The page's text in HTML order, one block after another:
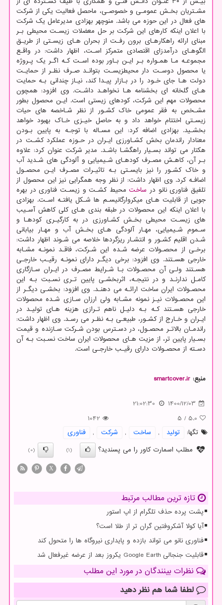
مشـتریان بخـش عمومـی و خصوصـی، ماحصل فعالیت یکی از شرکت
های فعال در این حوزه می باشد. منوچهر بهزادی مدیرعامل یک شرکت
با اعلان اینکه کارهای این شرکت بر حل معضلات زیسـت محیطی بـر
مبنای ارائه راهکارهـای برون رفـت از بحران هـای زیسـتی از طریـق
الگوهـای درآمدزای اقتصادی متمرکز اسـت، اظهار داشت: در واقـع
مجموعـه مـا همـواره بـر ایـن بـاور بوده اسـت کـه اگـر یک پـروژه
یا محصول دوسـت دار محیطزیسـت بتوانـد صـرف نظـر از حمایـت
دولت هـا جای خـود را در بـازار پیـدا کند، نیـاز چندانی بـه حمایت
هـای گلخانه ای بخشنامه هـا نخواهـد داشـت. وی افزود: همچون
محصولات مهم این شرکت، کودهای زیستی است. ایـن محصول بطور
مشـخص به فقر عمومی خاک کشـور از نظر شـاخصه های حیات
زیسـتی اختتام خواهد داد و به حاصل خیـزی خـاک بهبود خواهد
بخشـید. بهزادی اضافه کرد: این مسـاله با توجـه به پایین بـودن
معنادار راندمان بخش کشـاورزی ایـران در حـوزه عملکرد کشـت در
هکتار می تواند بسـیار راهگشـا باشـد. مدیر شرکت عنوان کرد: علاوه
بـر آن، کاهـش مصـرف کودهـای شـیمیایی و آلودگی های شـدید آب
و خاک کشـور را نیز بایسـتی بـه تاثیـرات مصـرف ایـن محصـول
اضافـه کرد. وی اظهار داشت: از نظر وجه همگرایی نیز این محصول از
تلفیق فناوری نانو در ساختمحیط کشـت و زیسـت فناوری در بهره
جویی از قابلیت هـای میکروارگانیسـم ها شـکل یافتـه اسـت. بهزادی
با اعلان اینکه این محصولات در طبقه بندی هـای کلی کاهش آسـیب
های زیسـت محیطی بخـش کشـاورزی در به کارگیـری کودهـا و
سـموم شـیمیایی، مهـار آلودگی هـای بخـش آب و مهـار بیابانی
شـدن اقلیم کشـور و انتشـار ریزگردها خلاصه می شـوند اظهار داشت:
برخـی از محصـولات عرضه شـده این شـرکت، فاقـد نمونـه مشـابه
خارجی هسـتند. وی افزود: برخی دیگـر دارای نمونـه رقیـب خارجـی
هسـتند ولـی آن محصـولات بـا شـرایط مصـرف در ایـران سـازگاری
کامـل ندارنـد و در نتیجـه، اثربخشـی پایین تـری نسـبت بـه این
محصـولات ایران ساخت ارائـه می دهنـد. وی افزود: بخشـی دیگـر از
این محصـولات نیـز نمونه مشـابه ولی ارزان سـازی شـده محصولات
خارجی هسـتند کـه بـه دلیـل ناهم تـرازی هزینه هـای تولیـد در
ایـران و خـارج از کشـور، طبیعـی بـه نظـر می رسـد. وی اظهار داشت:
راندمـان بالاتـر محصـول، در دسـترس بودن شـرکت سـازنده و قیمت
بسـیار پایین تر، از مزیت هـای محصولات ایران ساخت نسـبت بـه آن
دسـته از محصـولات دارای رقیـب خارجـی است.
منبع: smartcover.ir
1400/12/03
21:02:30
5.0
/
5
1042
تگها:
تولید , ساخت , شركت ,
فناوری
مطلب اسمارت کاور را می پسندید؟
(1)
(0)
X
تازه ترین مطالب مرتبط
پشت پرده حذف تلگرام از اپ استور
آیا کولا آشکروفتین گران تر از طلا است؟
فناوری نانو می تواند بازده و پایداری نیروگاه ها را متحول کند
قابلیت جنجالی Google Earth یکروز بعد از عرضه غیرفعال شد
نظرات بینندگان در مورد این مطلب
لطفا شما هم نظر دهید